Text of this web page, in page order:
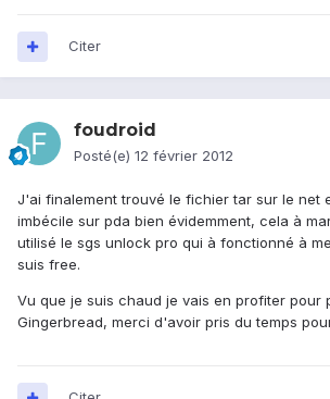
Citer
foudroid
Posté(e) 12 février 2012
J'ai finalement trouvé le fichier tar sur le net
imbécile sur pda bien évidemment, cela à
utilisé le sgs unlock pro qui à fonctionné à
suis free.
Vu que je suis chaud je vais en profiter pour
Gingerbread, merci d'avoir pris du temps